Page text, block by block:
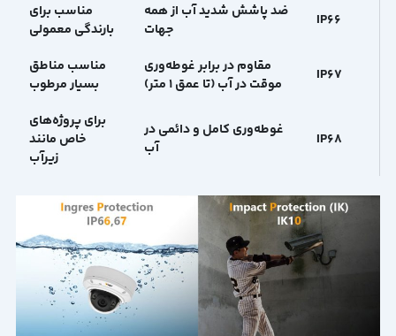
IP66
ضد پاشش شدید آب از همه
جهات
مناسب برای
بارندگی معمولی
IP67 مقاوم در برابرغوطه‌وری
موقتدر آب (تا عمق 1 متر)
مناسب مناطق
بسیار مرطوب
IP68
غوطه‌وری کامل و دائمی در
آب
برای پروژه‌های
خاص مانند
زیرآب